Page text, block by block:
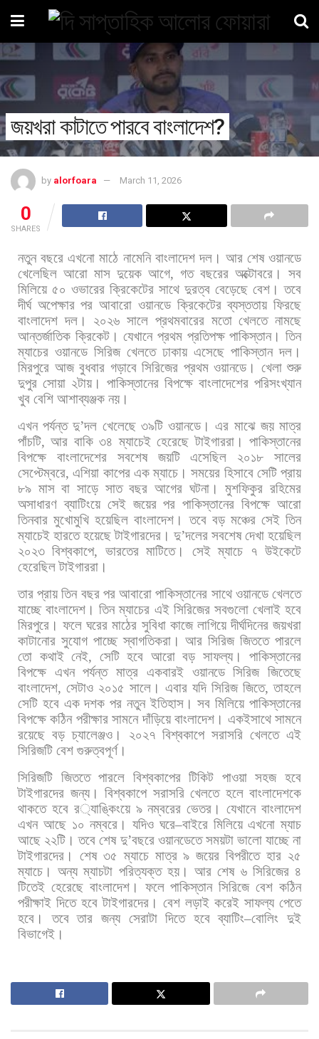
জয়খরা কাটাতে পারবে বাংলাদেশ?
by alorfoara March 11, 2026
0
SHARES
নতুন বছরে এখনো মাঠে নামেনি বাংলাদেশ দল। আর শেষ ওয়ানডে
খেলেছিল আরো মাস দুয়েক আগে, গত বছরের অক্টোবরে।
সব
মিলিয়ে ৫০ ওভারের ক্রিকেটের সাথে দুরত্ব বেড়েছে বেশ। তবে
দীর্ঘ অপেক্ষার পর আবারো ওয়ানডে ক্রিকেটের ব্যস্ততায় ফিরছে
বাংলাদেশ দল। ২০২৬ সালে প্রথমবারের মতো খেলতে নামছে
আন্তর্জাতিক ক্রিকেট। যেখানে প্রথম প্রতিপক্ষ পাকিস্তান। তিন
ম্যাচের ওয়ানডে সিরিজ খেলতে ঢাকায় এসেছে পাকিস্তান দল।
মিরপুরে আজ বুধবার গড়াবে সিরিজের প্রথম ওয়ানডে। খেলা শুরু
দুপুর সোয়া ২টায়। পাকিস্তানের বিপক্ষে বাংলাদেশের পরিসংখ্যান
খুব বেশি আশাব্যঞ্জক নয়।
এখন পর্যন্ত দু’দল খেলেছে ৩৯টি ওয়ানডে। এর মাঝে জয় মাত্র
পাঁচটি,আর বাকি ৩৪ ম্যাচেই হেরেছে টাইগাররা। পাকিস্তানের
বিপক্ষে
বাংলাদেশের সবশেষ জয়টি এসেছিল ২০১৮
সালের
সেপ্টেম্বরে,এশিয়া কাপের এক ম্যাচে। সময়ের হিসাবে সেটি প্রায়
৮৯ মাস বা সাড়ে সাত বছর আগের ঘটনা। মুশফিকুর রহিমের
অসাধারণ ব্যাটিংয়ে সেই জয়ের পর পাকিস্তানের বিপক্ষে আরো
তিনবার মুখোমুখি হয়েছিল বাংলাদেশ। তবে বড় মঞ্চের সেই তিন
ম্যাচেই হারতে হয়েছে টাইগারদের। দু’দলের সবশেষ দেখা হয়েছিল
২০২৩ বিশ্বকাপে, ভারতের মাটিতে। সেই ম্যাচে ৭ উইকেটে
হেরেছিল টাইগাররা।
তার প্রায় তিন বছর পর আবারো পাকিস্তানের সাথে ওয়ানডে খেলতে
যাচ্ছে বাংলাদেশ। তিন ম্যাচের এই সিরিজের সবগুলো খেলাই হবে
মিরপুরে। ফলে ঘরের মাঠের সুবিধা কাজে লাগিয়ে দীর্ঘদিনের জয়খরা
কাটানোর সুযোগ পাচ্ছে স্বাগতিকরা। আর সিরিজ জিততে পারলে
তো কথাই নেই, সেটি হবে আরো বড় সাফল্য।
পাকিস্তানের
বিপক্ষে এখন পর্যন্ত মাত্র একবারই ওয়ানডে সিরিজ জিতেছে
বাংলাদেশ, সেটাও ২০১৫ সালে। এবার যদি সিরিজ জিতে,তাহলে
সেটি হবে এক দশক পর নতুন ইতিহাস। সব মিলিয়ে পাকিস্তানের
বিপক্ষে কঠিন পরীক্ষার সামনে দাঁড়িয়ে বাংলাদেশ। একইসাথে সামনে
রয়েছে বড় চ্যালেঞ্জও। ২০২৭ বিশ্বকাপে সরাসরি খেলতে এই
সিরিজটি বেশ গুরুত্বপূর্ণ।
সিরিজটি জিততে পারলে বিশ্বকাপের টিকিট পাওয়া সহজ হবে
টাইগারদের জন্য। বিশ্বকাপে সরাসরি খেলতে হলে বাংলাদেশকে
থাকতে হবে র্যাঙ্কিংয়ে ৯ নম্বরের ভেতর। যেখানে বাংলাদেশ
এখন আছে ১০ নম্বরে। যদিও ঘরে–বাইরে মিলিয়ে এখনো ম্যাচ
আছে ২২টি। তবে শেষ দু’বছরে ওয়ানডেতে সময়টা ভালো যাচ্ছে না
টাইগারদের।
শেষ ৩৫ ম্যাচে মাত্র ৯ জয়ের বিপরীতে হার ২৫
ম্যাচে। অন্য ম্যাচটা পরিত্যক্ত হয়। আর শেষ ৬ সিরিজের ৪
টিতেই হেরেছে বাংলাদেশ। ফলে পাকিস্তান সিরিজে বেশ কঠিন
পরীক্ষাই দিতে হবে টাইগারদের। বেশ লড়াই করেই সাফল্য পেতে
হবে।
তবে তার জন্য সেরাটা দিতে হবে ব্যাটিং–বোলিং দুই
বিভাগেই।